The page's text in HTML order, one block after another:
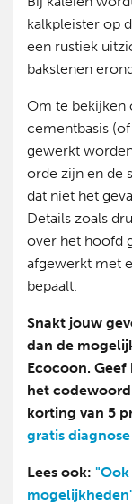
kalkpleister op
een rustiek
bakstenen
Om te bekijken
cementbasis
gewerkt
orde zijn en de
dat niet het
Details zoals
over het hoofd
afgewerkt met
bepaalt.
Snakt jouw
dan de
Ecocoon.
het codewoord
korting van 5
gratis
Lees ook: